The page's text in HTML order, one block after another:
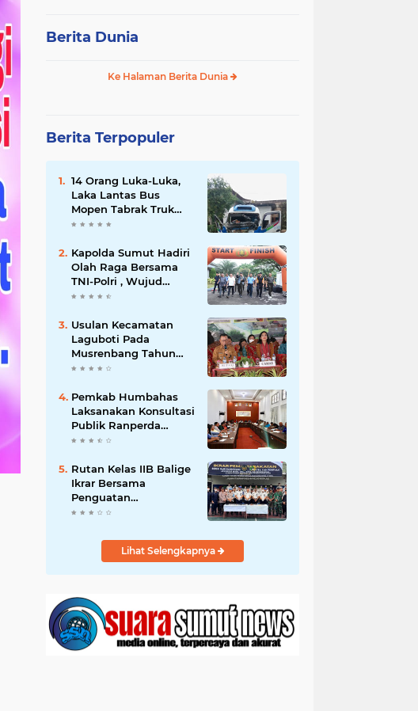
Berita Dunia
Ke Halaman Berita Dunia
Berita Terpopuler
14 Orang Luka-Luka,
Laka Lantas Bus
Mopen Tabrak Truk
Sedang Parkir Di
Kapolda Sumut Hadiri
Olah Raga Bersama
TNI-Polri , Wujud
Kebersamaan Menjaga
Usulan Kecamatan
Laguboti Pada
Musrenbang Tahun
2025, Bupati Toba
Mendukung
Pertumbuhan
Pariwisata.
Pemkab Humbahas
Laksanakan Konsultasi
Publik Ranperda
Pemajuan
Rutan Kelas IIB Balige
Ikrar Bersama
Penguatan
Pemasyarakatan.
Lihat Selengkapnya